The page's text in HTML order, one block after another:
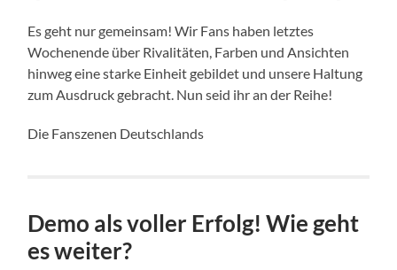
Es geht nur gemeinsam! Wir Fans haben letztes
Wochenende über Rivalitäten, Farben und Ansichten
hinweg eine starke Einheit gebildet und unsere Haltung
zum Ausdruck gebracht. Nun seid ihr an der Reihe!
Die Fanszenen Deutschlands
Demo als voller Erfolg! Wie geht
es weiter?